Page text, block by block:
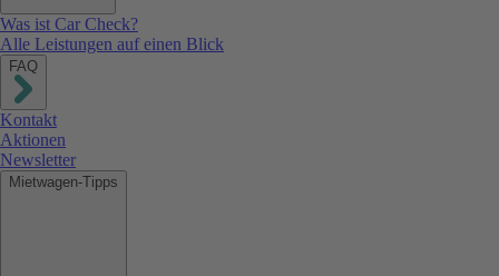
Was ist Car Check?
Alle Leistungen auf einen Blick
FAQ
Kontakt
Aktionen
Newsletter
Mietwagen-Tipps